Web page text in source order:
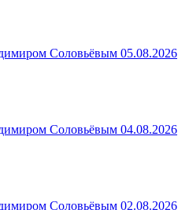
Соловьёвым 05.08.2026
Соловьёвым 04.08.2026
Соловьёвым 02.08.2026